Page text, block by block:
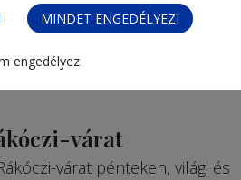
MINDET ENGEDÉLYEZI
engedélyez
várat
várat pénteken, világi és